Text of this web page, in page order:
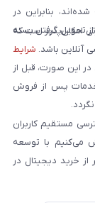
بنابراین در
تحویل گرفتن بسته
امکان‌پذیر است که
آنلاین باشد. شرایط
این صورت، قبل از
خدمات پس از فروش
مستقیم کاربران
می‌کنیم با توسعه
خرید دیجیتال در
کالای دیجیتال،